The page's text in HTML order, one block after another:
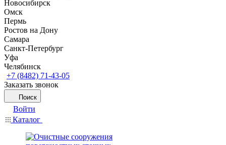
Новосибирск
Омск
Пермь
Ростов на Дону
Самара
Санкт-Петербург
Уфа
Челябинск
+7 (8482) 71-43-05
Заказать звонок
Поиск
Войти
Каталог